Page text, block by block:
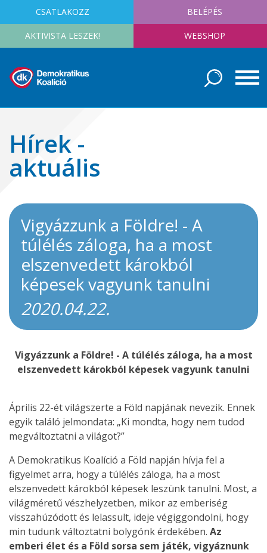
CSATLAKOZZ BELÉPÉS
AKTIVISTA LESZEK! WEBSHOP
Hírek -
aktuális
Vigyázzunk a Földre! - A
túlélés záloga, ha a most
elszenvedett károkból
képesek vagyunk tanulni
2020.04.22.
Vigyázzunk a Földre! - A túlélés záloga, ha a most
elszenvedett károkból képesek vagyunk tanulni
Április 22-ét világszerte a Föld napjának nevezik. Ennek
egyik találó jelmondata: „Ki mondta, hogy nem tudod
megváltoztatni a világot?”
A Demokratikus Koalíció a Föld napján hívja fel a
figyelmet arra, hogy a túlélés záloga, ha a most
elszenvedett károkból képesek leszünk tanulni. Most, a
világméretű vészhelyzetben, mikor az emberiség
visszahúzódott és lelassult, ideje végiggondolni, hogy
min tudunk változtatni bolygónk érdekében. Az
emberi élet és a Föld sorsa sem játék, vigyáznunk